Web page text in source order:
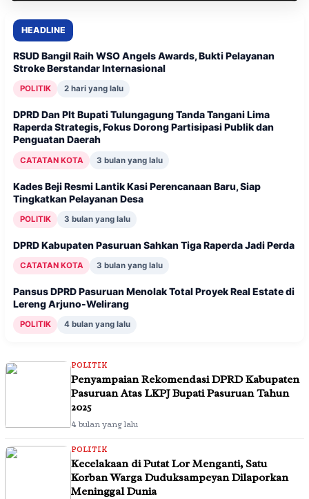
3 bulan yang lalu
Kades Beji Resmi Lantik Kasi Perencanaan
Baru, Siap Tingkatkan Pelayanan Desa
3 bulan yang lalu
DPRD Kabupaten Pasuruan Sahkan Tiga
Raperda Jadi Perda
4 bulan yang lalu
Pansus DPRD Pasuruan Menolak Total Proyek
Real Estate di Lereng Arjuno-Welirang
HEADLINE
RSUD Bangil Raih WSO Angels Awards, Bukti Pelayanan
Stroke Berstandar Internasional
POLITIK 2 hari yang lalu
DPRD Dan Plt Bupati Tulungagung Tanda Tangani Lima
Raperda Strategis, Fokus Dorong Partisipasi Publik dan
Penguatan Daerah
CATATAN KOTA 3 bulan yang lalu
Kades Beji Resmi Lantik Kasi Perencanaan Baru, Siap
Tingkatkan Pelayanan Desa
POLITIK 3 bulan yang lalu
DPRD Kabupaten Pasuruan Sahkan Tiga Raperda Jadi Perda
CATATAN KOTA 3 bulan yang lalu
Pansus DPRD Pasuruan Menolak Total Proyek Real Estate di
Lereng Arjuno-Welirang
POLITIK 4 bulan yang lalu
POLITIK
Penyampaian Rekomendasi DPRD Kabupaten
Pasuruan Atas LKPJ Bupati Pasuruan Tahun
2025
4 bulan yang lalu
POLITIK
Kecelakaan di Putat Lor Menganti, Satu
Korban Warga Duduksampeyan Dilaporkan
Meninggal Dunia